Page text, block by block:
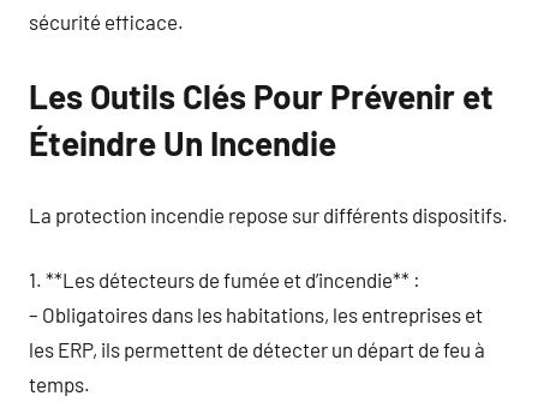
sécurité efficace.
Les Outils Clés Pour Prévenir et
Éteindre Un Incendie
La protection incendie repose sur différents dispositifs.
1. **Les détecteurs de fumée et d’incendie** :
– Obligatoires dans les habitations, les entreprises et
les ERP, ils permettent de détecter un départ de feu à
temps.